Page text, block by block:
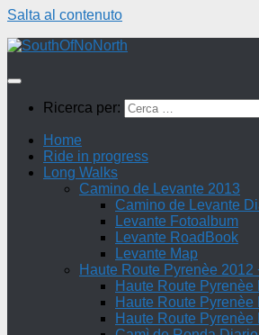
Salta al contenuto
Ricerca per:
Home
Ride in progress
Long Walks
Camino de Levante 2013
Camino de Levante
Levante Fotoalbum
Levante RoadBook
Levante Map
Haute Route Pyrenèe 2012
Haute Route Pyrenèe
Haute Route Pyrenèe
Haute Route Pyrenèe